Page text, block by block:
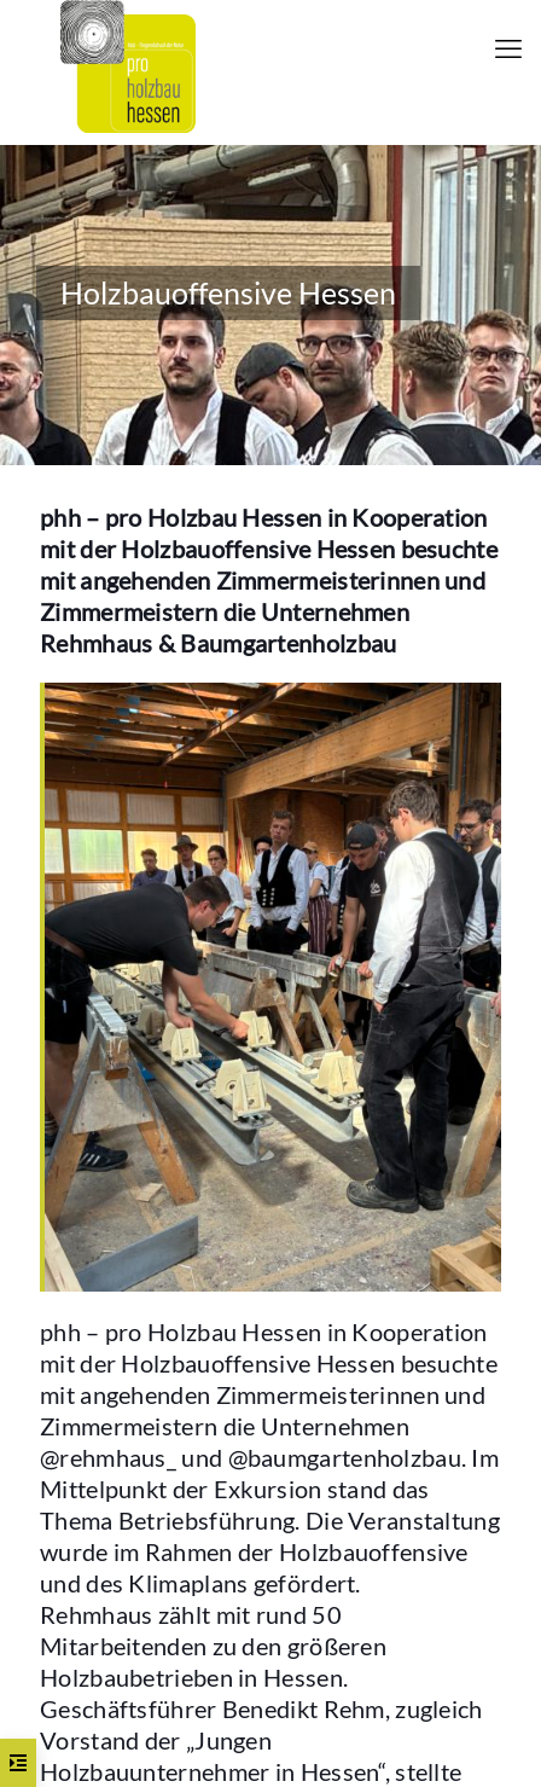
Holzbauoffensive Hessen
phh – pro Holzbau Hessen in Kooperation
mit der Holzbauoffensive Hessen besuchte
mit angehenden Zimmermeisterinnen und
Zimmermeistern die Unternehmen
Rehmhaus & Baumgartenholzbau
phh – pro Holzbau Hessen in Kooperation
mit der Holzbauoffensive Hessen besuchte
mit angehenden Zimmermeisterinnen und
Zimmermeistern die Unternehmen
@rehmhaus_ und @baumgartenholzbau. Im
Mittelpunkt der Exkursion stand das
Thema Betriebsführung. Die Veranstaltung
wurde im Rahmen der Holzbauoffensive
und des Klimaplans gefördert.
Rehmhaus zählt mit rund 50
Mitarbeitenden zu den größeren
Holzbaubetrieben in Hessen.
Geschäftsführer Benedikt Rehm, zugleich
Vorstand der „Jungen
Holzbauunternehmer in Hessen“, stellte